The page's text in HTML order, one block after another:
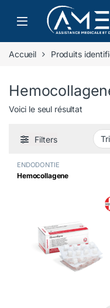
Skip to navigation
Skip to content
Accueil Produits
Voici le seul résultat
Filters
ENDODONTIE
Hemocollagene